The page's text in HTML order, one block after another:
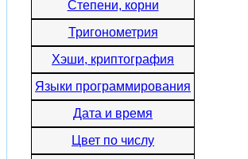
Степени, корни
Тригонометрия
Хэши, криптография
Языки программирования
Дата и время
Цвет по числу